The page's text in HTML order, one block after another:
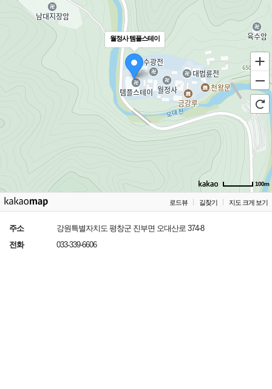
월정사 템플스테이
100m
로드뷰 길찾기 지도 크게 보기
주소
강원특별자치도 평창군 진부면 오대산로 374-8
전화
033-339-6606